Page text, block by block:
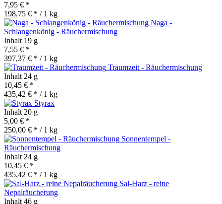
7,95 € *
198,75 € * / 1 kg
Naga -
Schlangenkönig - Räuchermischung
Inhalt 19 g
7,55 € *
397,37 € * / 1 kg
Traumzeit - Räuchermischung
Inhalt 24 g
10,45 € *
435,42 € * / 1 kg
Styrax
Inhalt 20 g
5,00 € *
250,00 € * / 1 kg
Sonnentempel -
Räuchermischung
Inhalt 24 g
10,45 € *
435,42 € * / 1 kg
Sal-Harz - reine
Nepalräucherung
Inhalt 46 g